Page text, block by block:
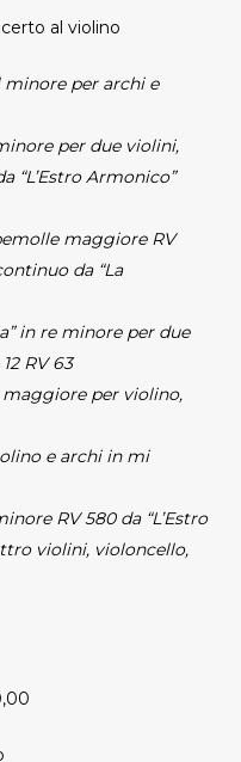
al violino
minore per archi e
per due violini,
“L’Estro Armonico”
maggiore RV
da “La
in re minore per due
RV 63
per violino,
e archi in mi
RV 580 da “L’Estro
violini, violoncello,